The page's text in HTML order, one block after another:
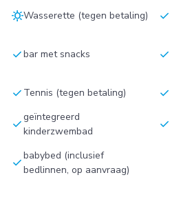
sunnyWasserette (tegen betaling) check
checkbar met snacks check
check Tennis (tegen betaling) check
checkgeïntegreerd
kinderzwembad
check
checkbabybed (inclusief
bedlinnen, op aanvraag)